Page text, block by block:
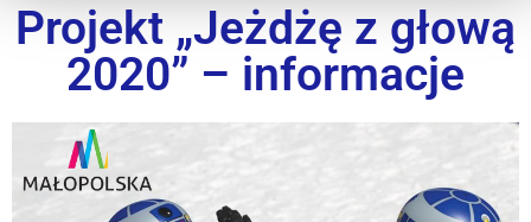
Projekt „Jeżdżę z głową
2020” – informacje